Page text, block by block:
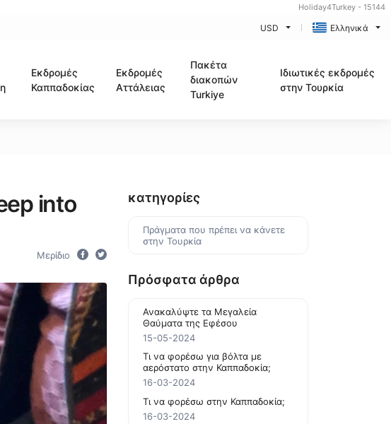
Holiday4Turkey - 15144
USD Ελληνικά
Εκδρομές
Καππαδοκίας
Εκδρομές
Αττάλειας
Πακέτα
διακοπών
Turkiye
Ιδιωτικές εκδρομές
στην Τουρκία
into
Μερίδιο
κατηγορίες
Πράγματα που πρέπει να κάνετε
στην Τουρκία
Πρόσφατα άρθρα
Ανακαλύψτε τα Μεγαλεία
Θαύματα της Εφέσου
15-05-2024
Τι να φορέσω για βόλτα με
αερόστατο στην Καππαδοκία;
16-03-2024
Τι να φορέσω στην Καππαδοκία;
16-03-2024